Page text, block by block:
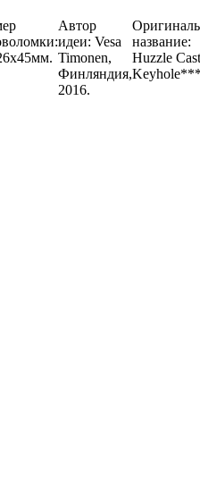
Автор
идеи: Vesa
Timonen,
Финляндия,
2016.
название:
Huzzle Cast